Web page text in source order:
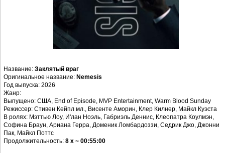
Название: Заклятый враг
Оригинальное название: Nemesis
Год выпуска: 2026
Жанр:
Выпущено: США, End of Episode, MVP Entertainment, Warm Blood Sunday
Режиссер: Стивен Кейпл мл., Висенте Аморин, Клер Килнер, Майкл Куэста
В ролях: Мэттью Лоу, И'лан Ноэль, Габриэль Деннис, Клеопатра Коулмэн,
Софина Браун, Ариана Герра, Доменик Ломбардоззи, Седрик Джо, Джонни
Пак, Майкл Поттс
Продолжительность: 8 x ~ 00:55:00